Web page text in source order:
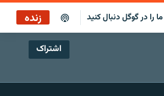
ما را در گوگل دنبال کنید زنده
پخش آنلاین
اشتراک